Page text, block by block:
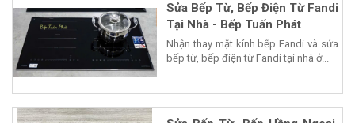
Sửa Bếp Từ, Bếp Điện Từ Fandi
Tại Nhà - Bếp Tuấn Phát
Nhận thay mặt kính bếp Fandi và sửa
bếp từ, bếp điện từ Fandi tại nhà ở...